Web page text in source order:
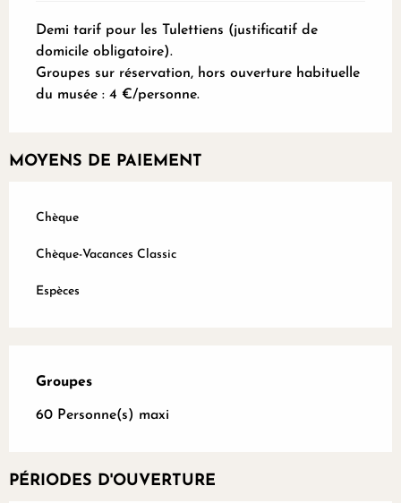
Demi tarif pour les Tulettiens (justificatif de
domicile obligatoire).
Groupes sur réservation, hors ouverture habituelle
du musée : 4 €/personne.
MOYENS DE PAIEMENT
Chèque
Chèque-Vacances Classic
Espèces
Groupes
Groupes
60 Personne(s) maxi
PÉRIODES D'OUVERTURE